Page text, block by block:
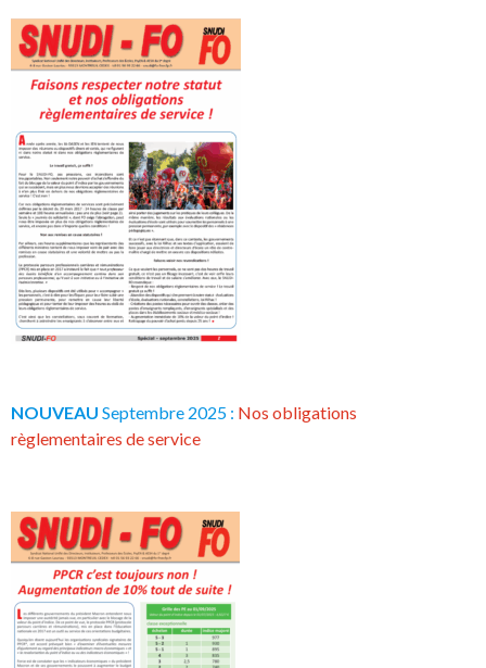
NOUVEAU Septembre 2025 : Nos obligations
règlementaires de service